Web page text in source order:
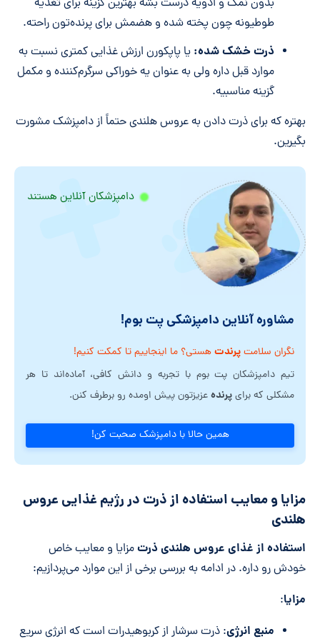
طوطیونه چون پخته شده و هضمش برای پرنده‌تون راحته.
ذرت خشک شده: یا پاپکورن ارزش غذایی کمتری نسبت به
موارد قبل داره ولی به عنوان یه خوراکی سرگرم‌کننده و مکمل
گزینه مناسبیه.
بهتره که برای ذرت دادن به عروس هلندی حتماً از دامپزشک مشورت
بگیرین.
دامپزشکان آنلاین هستند
مشاوره آنلاین دامپزشکی پت بوم!
نگران سلامتپرندتهستی؟ ما اینجاییم تا کمکت کنیم!
تیم دامپزشکان پت بوم با تجربه و دانش کافی، آماده‌اند تا هر
مشکلی که برایپرندهعزیزتون پیش اومده رو برطرف کنن.
همین حالا با دامپزشک صحبت کن!
مزایا و معایب استفاده از ذرت در رژیم غذایی عروس
هلندی
استفاده از غذای عروس هلندی ذرتمزایا و معایب خاص
خودش رو داره. در ادامه به بررسی برخی از این موارد می‌پردازیم:
مزایا:
منبع انرژی: ذرت سرشار از کربوهیدرات است که انرژی سریع